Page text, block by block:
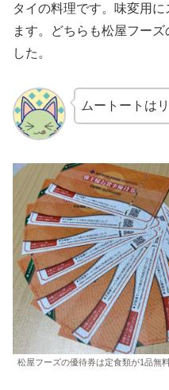
タイの料理です。味変用
ます。どちらも松屋フー
した。
ムートートは
松屋フーズの優待券は定食類が1品無